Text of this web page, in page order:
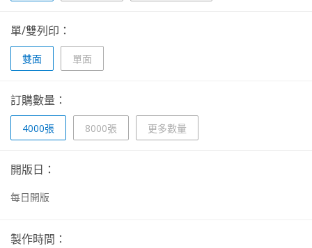
單/雙列印：
雙面 單面
訂購數量：
4000張 8000張 更多數量
開版日：
每日開版
製作時間：